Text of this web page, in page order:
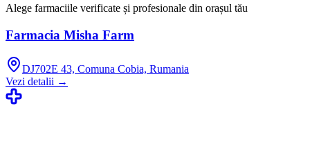
Alege farmaciile verificate și profesionale din orașul tău
Farmacia Misha Farm
DJ702E 43, Comuna Cobia, Rumania
Vezi detalii →